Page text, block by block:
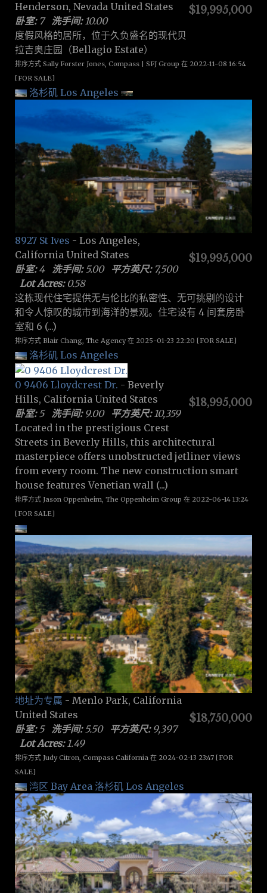
$19,995,000
Henderson, Nevada United States
卧室:7 洗手间:10.00
度假风格的居所，位于久负盛名的现代贝
拉吉奥庄园（Bellagio Estate）
排序方式 Sally Forster Jones, Compass | SFJ Group 在 2022-11-08 16:54
[FOR SALE]
洛杉矶 Los Angeles
$19,995,000
8927 St Ives - Los Angeles,
California United States
卧室:4 洗手间:5.00 平方英尺:7,500
Lot Acres:0.58
这栋现代住宅提供无与伦比的私密性、无可挑剔的设计
和令人惊叹的城市到海洋的景观。住宅设有 4 间套房卧
室和 6 (...)
排序方式 Blair Chang, The Agency 在 2025-01-23 22:20 [FOR SALE]
洛杉矶 Los Angeles
$18,995,000
0 9406 Lloydcrest Dr. - Beverly
Hills, California United States
卧室:5 洗手间:9.00 平方英尺:10,359
Located in the prestigious Crest
Streets in Beverly Hills, this architectural
masterpiece offers unobstructed jetliner views
from every room. The new construction smart
house features Venetian wall (...)
排序方式 Jason Oppenheim, The Oppenheim Group 在 2022-06-14 13:24
[FOR SALE]
$18,750,000
地址为专属 - Menlo Park, California
United States
卧室:5 洗手间:5.50 平方英尺:9,397
Lot Acres:1.49
排序方式 Judy Citron, Compass California 在 2024-02-13 23:47 [FOR
SALE]
湾区 Bay Area 洛杉矶 Los Angeles